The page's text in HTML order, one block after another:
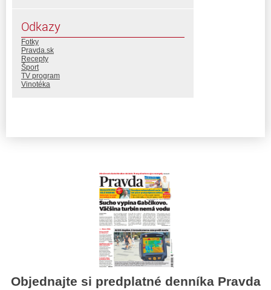
Odkazy
Fotky
Pravda.sk
Recepty
Šport
TV program
Vinotéka
Objednajte si predplatné denníka Pravda